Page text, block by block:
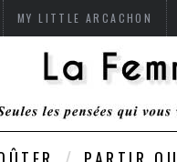
MY LITTLE ARCACHON